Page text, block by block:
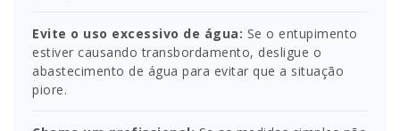
Evite o uso excessivo de água: Se o entupimento
estiver causando transbordamento, desligue o
abastecimento de água para evitar que a situação
piore.